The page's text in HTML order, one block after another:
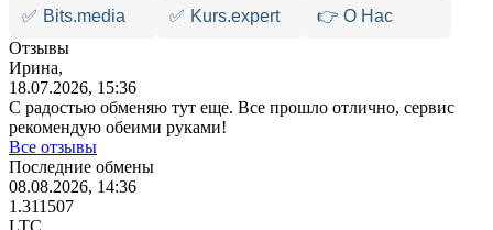
✅ Bits.media ✅ Kurs.expert
👉 О Нас
Отзывы
Ирина,
18.07.2026, 15:36
С радостью обменяю тут еще. Все прошло отлично, сервис
рекомендую обеими руками!
Все отзывы
Последние обмены
08.08.2026, 14:36
1.311507
LTC